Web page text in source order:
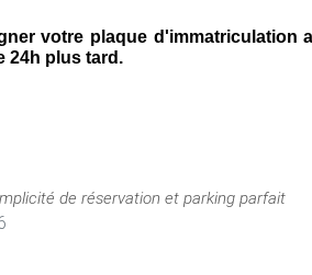
votre plaque d'immatriculation
24h plus tard.
de réservation et parking parfait